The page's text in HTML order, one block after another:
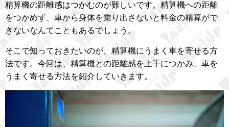
精算機の距離感はつかむのが難しいです。精算機への距離
をつかめず、車から身体を乗り出さないと料金の精算がで
きないなんてこともあるでしょう。
そこで知っておきたいのが、精算機にうまく車を寄せる方
法です。今回は、精算機との距離感を上手につかみ、車を
うまく寄せる方法を紹介していきます。